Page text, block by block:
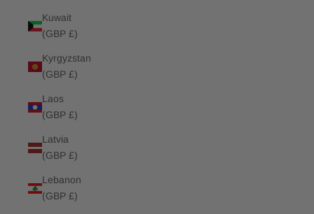
Kuwait
(GBP £)
Kyrgyzstan
(GBP £)
Laos
(GBP £)
Latvia
(GBP £)
Lebanon
(GBP £)